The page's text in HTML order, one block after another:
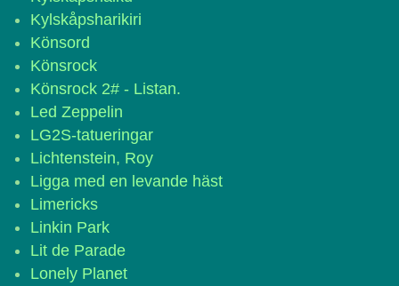
Kylskåpsharikiri
Könsord
Könsrock
Könsrock 2# - Listan.
Led Zeppelin
LG2S-tatueringar
Lichtenstein, Roy
Ligga med en levande häst
Limericks
Linkin Park
Lit de Parade
Lonely Planet